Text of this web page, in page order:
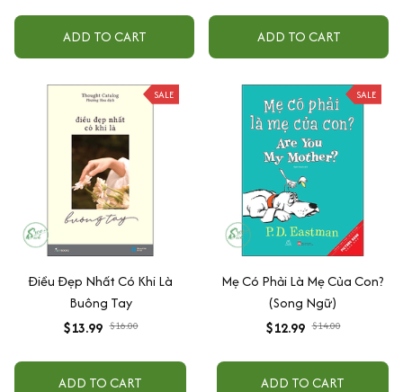
ADD TO CART ADD TO CART
SALE
Điều Đẹp Nhất Có Khi Là
Buông Tay
$13.99 $16.00
ADD TO CART
SALE
Mẹ Có Phải Là Mẹ Của Con?
(Song Ngữ)
$12.99 $14.00
ADD TO CART